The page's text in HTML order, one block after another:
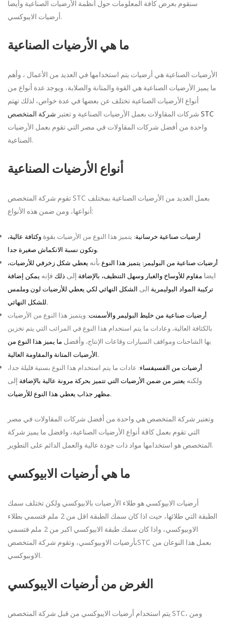
سنقوم بعرض كافة المعلومات حول أنظمة الأرضيات الصناعية وأيضا
أرضيات الايبوكسي.
ما هي الأرضيات الصناعية
الأرضيات الصناعية هي أرضيات يتم استخدامها في العديد من الأعمال ، وأهم
ما يميز الأرضيات الصناعية هي القوة والمتانة والصلابة، ويوجد عدة أنواع من
أنواع الأرضيات الصناعية تختلف عن بعضها في عدة خواص، لذلك تهتم
شركات المقاولات بعمل الأرضيات الصناعية و تعتبر STC
واحدة من أفضل شركات المقاولات في مصر التي تقوم بعمل الأرضيات
الصناعية.
أنواع الأرضيات الصناعية
STC بعمل العديد من الأرضيات الصناعية بمختلف
أنواعها، ومن ضمن هذه الأنواع:
أرضيات صناعية خرسانية: يتميز هذا النوع من الأرضيات بقوة وكثافة عالية،
وتكون نسبة الانكماش صغيرة جدا.
أرضيات صناعية من البوليمر : يتميز هذا النوع بأنه يعطي شكل زخرفي للأرضيات،
ايضا مقاوم للأوساخ والغبار وسهل التنظيف، بالإضافة إلى ذلك فإنه يمكن إضافة
تركيبة المواد البوليمرية الى الشكل النهائي لكي يعطي للأرضيات لون وملمس
للشكل النهائي.
أرضيات صناعية من خليط البوليمر والأسمنت: ويتميز هذا النوع من الأرضيات
بالكثافة العالية، وعادات ما يتم استخدام هذا النوع في المرائب التي يتم تخزين
بها الشاحنات ومواقف السيارات وقاعات الإنتاج، وأفضل ما يميز هذا النوع من
الأرضيات المتانة والمقاومة العالية .
أرضيات من الفسيفساء: عادات ما يتم استخدام هذا النوع بسنية قليلة جدا،
ولكنه يعتبر من ضمن الأرضيات التي تتميز بحركة مرونة عالية بالإضافة إلى
مظهر جذاب يعطي هذا النوع للأرضيات.
وتعتبر شركة المتخصص هي واحدة من أفضل شركات المقاولات في مصر
التي تقوم بعمل كافة أنواع الأرضيات الصناعية، وافضل ما يميز شركة
المتخصص هو استخدامها مواد ذات جودة عالية والعمل الدائم على التطوير.
ما هي أرضيات الابيوكسي
أرضيات الابيوكسي هو طلاء الأرضيات بالابيوكسي ولكن تختلف سمك
الطبقة التي طلائها، حيث اذا كان سمك الطبقة اقل من 2 ملم فتسمي بطلاء
الاوبيوكسي، واذا كان سمك طبقة الابيوكسي اكبر من 2 ملم فتسمي
بأرضيات الاوبيوكسي، وتقوم شركة المتخصصSTC بعمل هذا النوعان من
الاوبيوكسي.
الغرض من أرضيات الايبوكسي
STC، ومن